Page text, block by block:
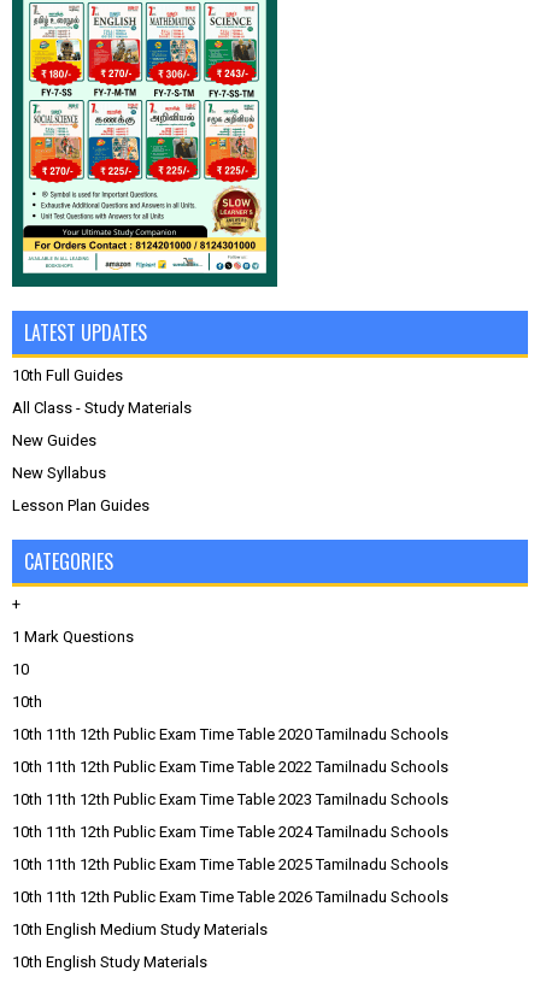
LATEST UPDATES
10th Full Guides
All Class - Study Materials
New Guides
New Syllabus
Lesson Plan Guides
CATEGORIES
+
1 Mark Questions
10
10th
10th 11th 12th Public Exam Time Table 2020 Tamilnadu Schools
10th 11th 12th Public Exam Time Table 2022 Tamilnadu Schools
10th 11th 12th Public Exam Time Table 2023 Tamilnadu Schools
10th 11th 12th Public Exam Time Table 2024 Tamilnadu Schools
10th 11th 12th Public Exam Time Table 2025 Tamilnadu Schools
10th 11th 12th Public Exam Time Table 2026 Tamilnadu Schools
10th English Medium Study Materials
10th English Study Materials